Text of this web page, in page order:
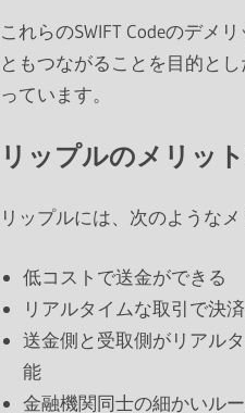
これらのSWIFT Codeのデメ
ともつながることを目的と
っています。
リップルのメリッ
リップルには、次のようなメ
低コストで送金ができる
リアルタイムな取引で決
送金側と受取側がリアル
能
金融機関同士の細かいル